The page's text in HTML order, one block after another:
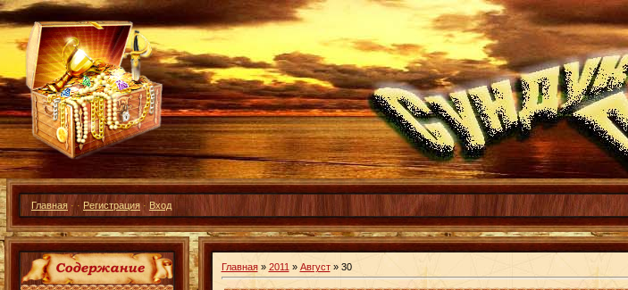
Главная · · Регистрация· Вход
Главная» 2011 » Август » 30